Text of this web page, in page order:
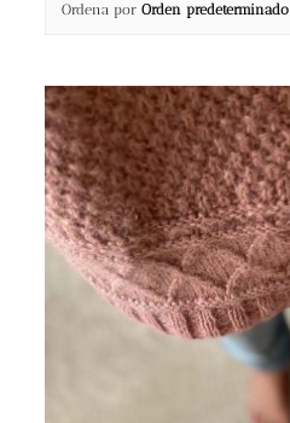
Ordena por Orden predeterminado